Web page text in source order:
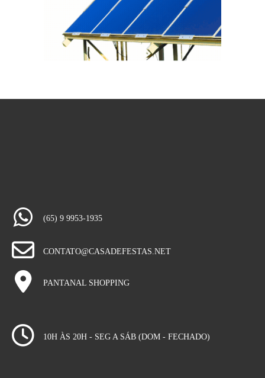
(65) 9 9953-1935
CONTATO@CASADEFESTAS.NET
PANTANAL SHOPPING
10H ÀS 20H - SEG A SÁB (DOM - FECHADO)